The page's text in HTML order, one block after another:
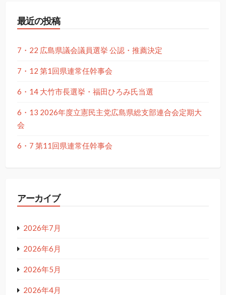
最近の投稿
7・22 広島県議会議員選挙 公認・推薦決定
7・12 第1回県連常任幹事会
6・14 大竹市長選挙・福田ひろみ氏当選
6・13 2026年度立憲民主党広島県総支部連合会定期大
会
6・7 第11回県連常任幹事会
アーカイブ
2026年7月
2026年6月
2026年5月
2026年4月